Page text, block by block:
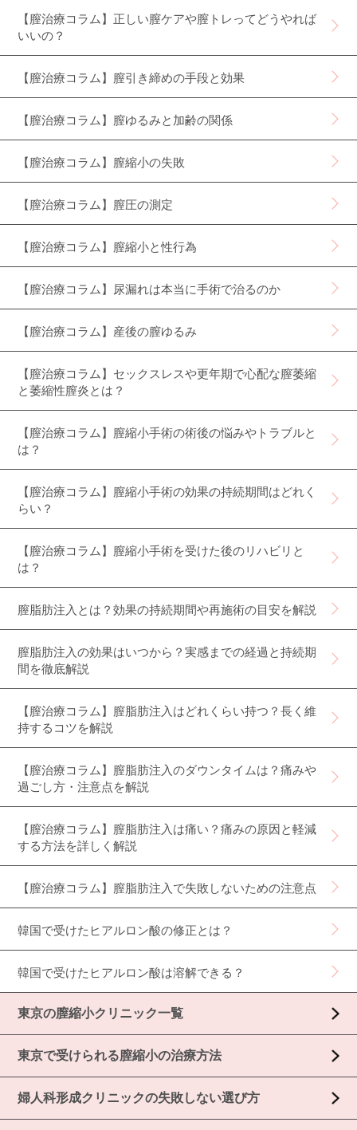
【膣治療コラム】正しい膣ケアや膣トレってどうやれば
いいの？
【膣治療コラム】膣引き締めの手段と効果
【膣治療コラム】膣ゆるみと加齢の関係
【膣治療コラム】膣縮小の失敗
【膣治療コラム】膣圧の測定
【膣治療コラム】膣縮小と性行為
【膣治療コラム】尿漏れは本当に手術で治るのか
【膣治療コラム】産後の膣ゆるみ
【膣治療コラム】セックスレスや更年期で心配な膣萎縮
と萎縮性膣炎とは？
【膣治療コラム】膣縮小手術の術後の悩みやトラブルと
は？
【膣治療コラム】膣縮小手術の効果の持続期間はどれく
らい？
【膣治療コラム】膣縮小手術を受けた後のリハビリと
は？
膣脂肪注入とは？効果の持続期間や再施術の目安を解説
膣脂肪注入の効果はいつから？実感までの経過と持続期
間を徹底解説
【膣治療コラム】膣脂肪注入はどれくらい持つ？長く維
持するコツを解説
【膣治療コラム】膣脂肪注入のダウンタイムは？痛みや
過ごし方・注意点を解説
【膣治療コラム】膣脂肪注入は痛い？痛みの原因と軽減
する方法を詳しく解説
【膣治療コラム】膣脂肪注入で失敗しないための注意点
韓国で受けたヒアルロン酸の修正とは？
韓国で受けたヒアルロン酸は溶解できる？
東京の膣縮小クリニック一覧
東京で受けられる膣縮小の治療方法
婦人科形成クリニックの失敗しない選び方